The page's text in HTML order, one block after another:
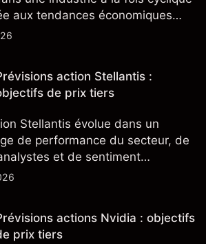
aux tendances économiques
action Stellantis :
de prix tiers
Stellantis évolue dans un
de performance du secteur, de
et de sentiment
aident à comprendre
actions Nvidia : objectifs
prix tiers